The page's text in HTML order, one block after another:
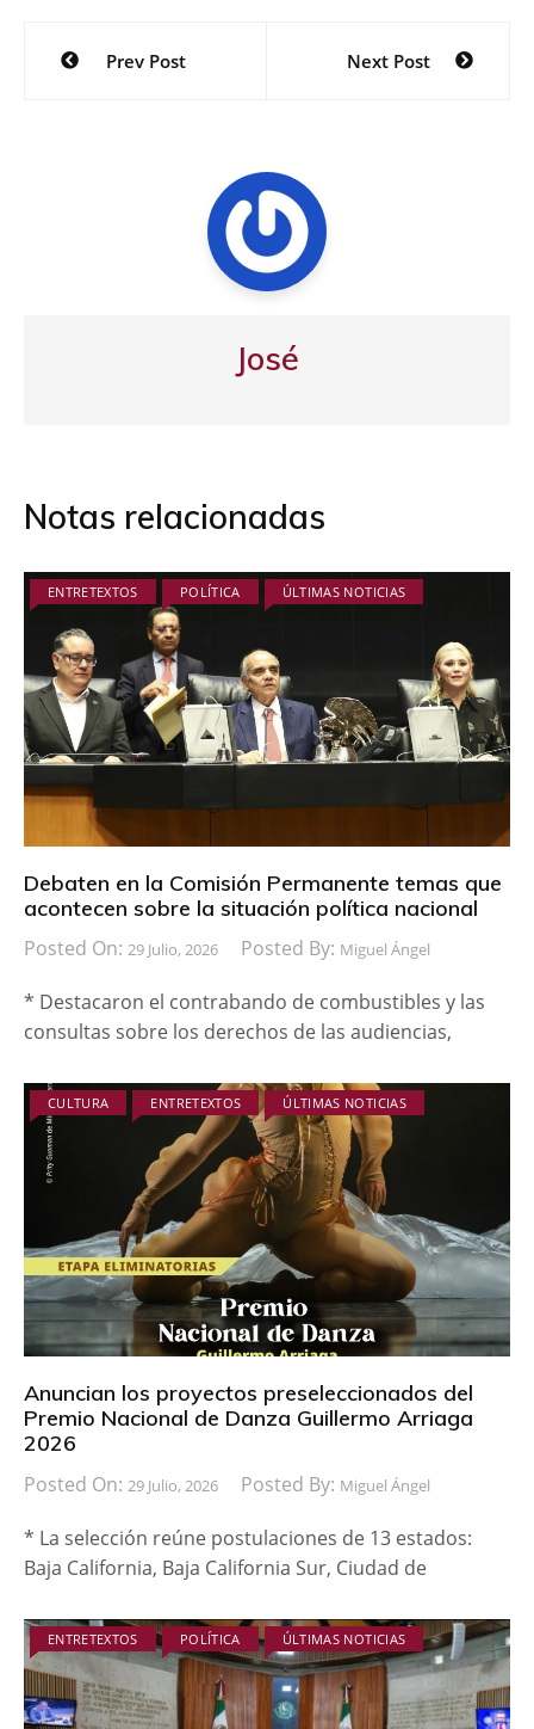
Navegación
Prev Post Next Post
José
Notas relacionadas
ENTRETEXTOS POLÍTICA ÚLTIMAS NOTICIAS
Debaten en la Comisión Permanente temas que
acontecen sobre la situación política nacional
Posted On: 29 Julio, 2026 Posted By: Miguel Ángel
* Destacaron el contrabando de combustibles y las
consultas sobre los derechos de las audiencias,
CULTURA ENTRETEXTOS ÚLTIMAS NOTICIAS
Anuncian los proyectos preseleccionados del
Premio Nacional de Danza Guillermo Arriaga
2026
Posted On: 29 Julio, 2026 Posted By: Miguel Ángel
* La selección reúne postulaciones de 13 estados:
Baja California, Baja California Sur, Ciudad de
ENTRETEXTOS POLÍTICA ÚLTIMAS NOTICIAS